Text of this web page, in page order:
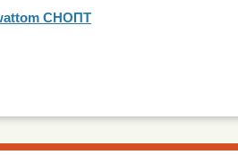
СНОПТ